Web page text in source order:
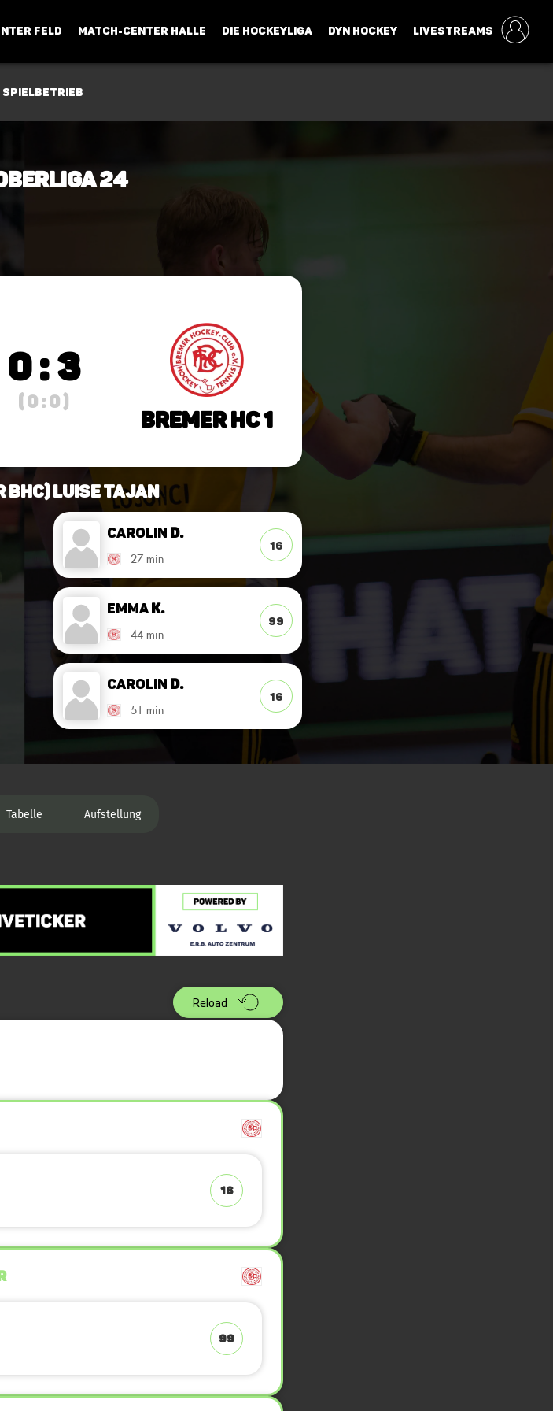
FELD MATCH-CENTER HALLE DIE HOCKEYLIGA DYN HOCKEY LIVESTREAMS
Spielbetrieb
24
0 : 3
( 0 : 0 )
Bremer HC 1
Luise Tajan
Carolin D.
27 min
16
EmmaK.
44 min
99
Carolin D.
51 min
16
Tabelle Aufstellung
Reload
16
99